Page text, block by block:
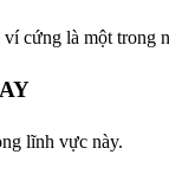
cứng là một trong
lĩnh vực này.